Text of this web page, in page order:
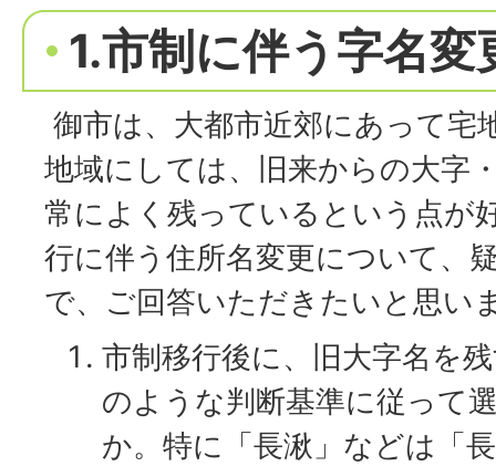
1.市制に伴う字名
御市は、大都市近郊にあって宅
地域にしては、旧来からの大字
常によく残っているという点が
行に伴う住所名変更について、
で、ご回答いただきたいと思い
市制移行後に、旧大字名を
のような判断基準に従って
か。特に「長湫」などは「